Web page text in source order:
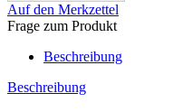
Auf den Merkzettel
Frage zum Produkt
Beschreibung
Beschreibung